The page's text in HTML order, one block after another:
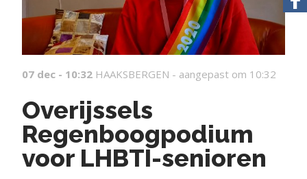
07 dec - 10:32 HAAKSBERGEN - aangepast om 10:32
Overijssels
Regenboogpodium
voor LHBTI-senioren